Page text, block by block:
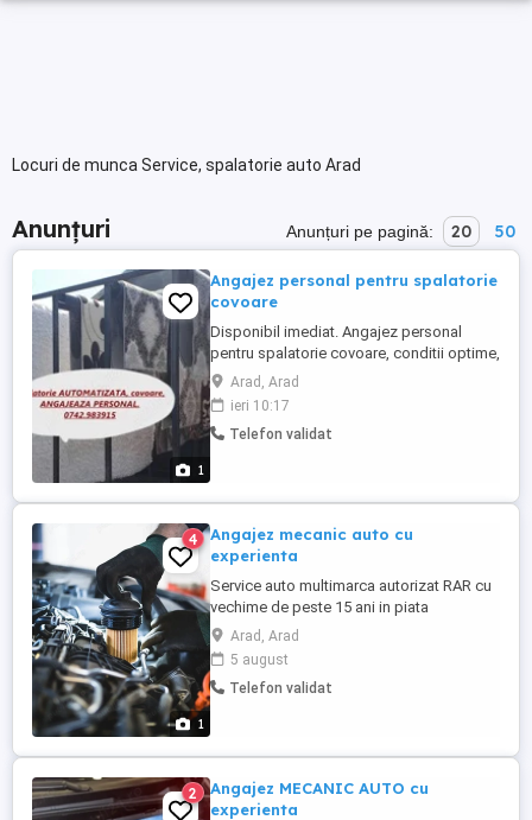
Locuri de munca Service, spalatorie auto Arad
Anunțuri Anunțuri pe pagină: 20 50
1
Angajez personal pentru spalatorie
covoare
Disponibil imediat. Angajez personal
pentru spalatorie covoare, conditii optime,
scule de lucru automatizate, salariu
discutabil, negociabil, avantajos, ofer
seriozitate maxima si cer acelasi lucru,
cartier Vlaicu Dinamo. Va rog fara mesaje,
Arad, Arad
ieri 10:17
Telefon validat
1
4
Angajez mecanic auto cu
experienta
Service auto multimarca autorizat RAR cu
vechime de peste 15 ani in piata
ANGAJAM -mecanic autoturisme - Oferim:
-program de lucru 8 ore de luni pana vineri
-conditii de munca foarte bune -scule
profesionale ( Milwaukee, Diagnoza
identificare,comanda ...
Arad, Arad
5 august
Telefon validat
2
Angajez MECANIC AUTO cu
experienta